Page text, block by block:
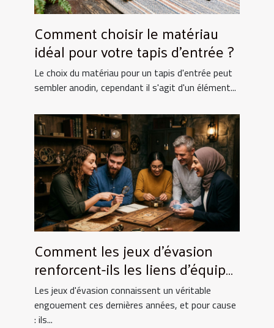
Comment choisir le matériau
idéal pour votre tapis d'entrée ?
Le choix du matériau pour un tapis d'entrée peut
sembler anodin, cependant il s'agit d'un élément...
Comment les jeux d'évasion
renforcent-ils les liens d'équipe
?
Les jeux d'évasion connaissent un véritable
engouement ces dernières années, et pour cause
: ils...